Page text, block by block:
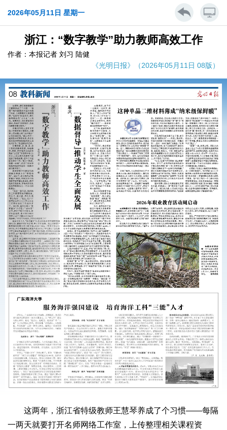
2026年05月11日 星期一
浙江：“数字教学”助力教师高效工作
作者：本报记者 刘习 陆健
《光明日报》（2026年05月11日 08版）
这两年，浙江省特级教师王慧琴养成了个习惯——每隔
一两天就要打开名师网络工作室，上传整理相关课程资